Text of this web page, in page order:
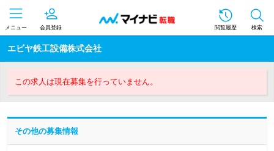
メニュー 会員登録 閲覧履歴 検索
エビヤ鉄工設備株式会社
この求人は現在募集を行っていません。
その他の募集情報